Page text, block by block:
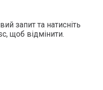
запит та натисніть
щоб відмінити.